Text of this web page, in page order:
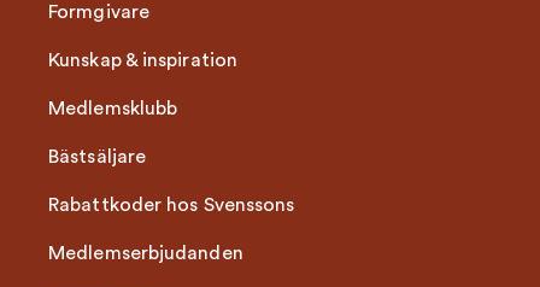
Formgivare
Kunskap & inspiration
Medlemsklubb
Bästsäljare
Rabattkoder hos Svenssons
Medlemserbjudanden